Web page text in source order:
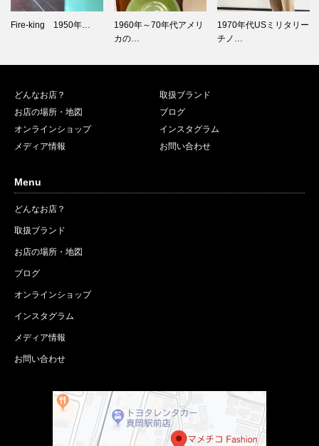
1960年～70年代アメリ
1970年代USミリタリー
チノ…
SOLID LEATHER S…
どんなお店？
取扱ブランド
お店の場所・地図
ブログ
オンラインショップ
インスタグラム
メディア情報
お問い合わせ
Menu
どんなお店？
取扱ブランド
お店の場所・地図
ブログ
オンラインショップ
インスタグラム
メディア情報
お問い合わせ